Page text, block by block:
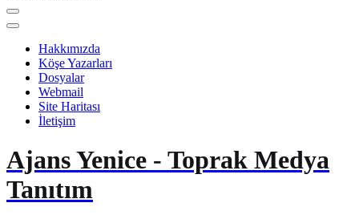
Hakkımızda
Köşe Yazarları
Dosyalar
Webmail
Site Haritası
İletişim
Ajans Yenice - Toprak Medya
Tanıtım